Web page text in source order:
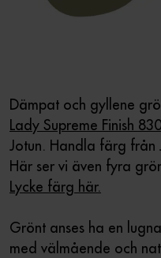
Dämpat och gyllene
Lady Supreme Finish
Jotun. Handla färg från
Här ser vi även fyra
Lycke färg här.
Grönt anses ha en
med välmående och